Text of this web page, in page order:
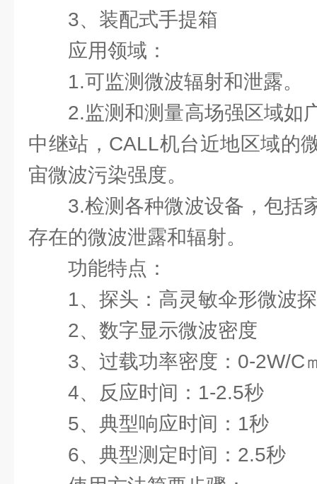
3、装配式手提箱
应用领域：
1.可监测微波辐射和泄露。
2.监测和测量高场强区域如
中继站，CALL机台近地区域的
宙微波污染强度。
3.检测各种微波设备，包括
存在的微波泄露和辐射。
功能特点：
1、探头：高灵敏伞形微波
2、数字显示微波密度
3、过载功率密度：0-2W/C
4、反应时间：1-2.5秒
5、典型响应时间：1秒
6、典型测定时间：2.5秒